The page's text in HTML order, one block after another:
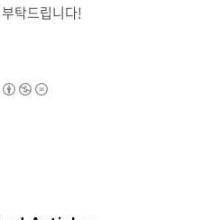
탁드립니다!